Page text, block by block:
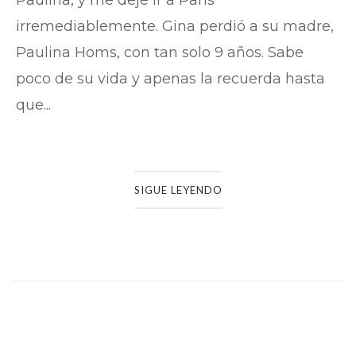
irremediablemente. Gina perdió a su madre,
Paulina Homs, con tan solo 9 años. Sabe
poco de su vida y apenas la recuerda hasta
que...
SIGUE LEYENDO